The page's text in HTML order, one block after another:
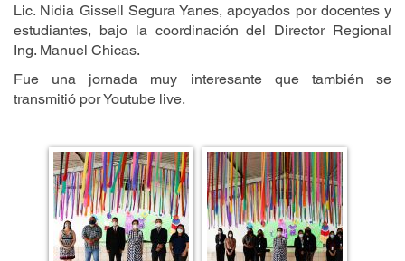
Lic. Nidia Gissell Segura Yanes, apoyados por docentes y
estudiantes, bajo la coordinación del Director Regional
Ing. Manuel Chicas.
Fue una jornada muy interesante que también se
transmitió por Youtube live.